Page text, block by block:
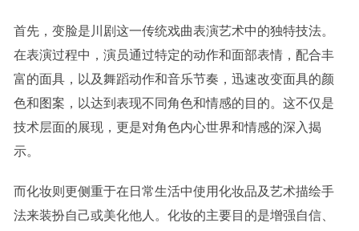
首先，变脸是川剧这一传统戏曲表演艺术中的独特技法。
在表演过程中，演员通过特定的动作和面部表情，配合丰
富的面具，以及舞蹈动作和音乐节奏，迅速改变面具的颜
色和图案，以达到表现不同角色和情感的目的。这不仅是
技术层面的展现，更是对角色内心世界和情感的深入揭
示。
而化妆则更侧重于在日常生活中使用化妆品及艺术描绘手
法来装扮自己或美化他人。化妆的主要目的是增强自信、